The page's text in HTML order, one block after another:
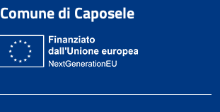
Comune di Caposele